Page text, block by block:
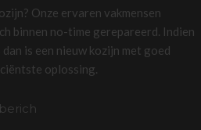
Onze ervaren vakmensen
binnen no-time gerepareerd. Indien
is een nieuw kozijn met goed
oplossing.